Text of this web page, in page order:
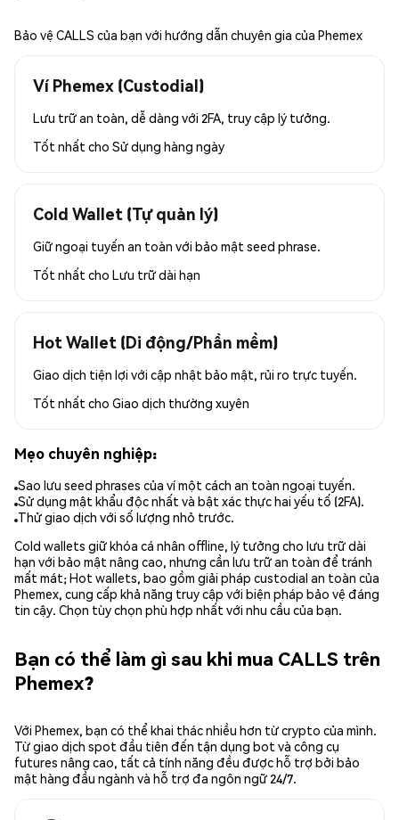
Bảo vệ CALLS của bạn với hướng dẫn chuyên gia của Phemex
Ví Phemex (Custodial)
Lưu trữ an toàn, dễ dàng với 2FA, truy cập lý tưởng.
Tốt nhất cho Sử dụng hàng ngày
Cold Wallet (Tự quản lý)
Giữ ngoại tuyến an toàn với bảo mật seed phrase.
Tốt nhất cho Lưu trữ dài hạn
Hot Wallet (Di động/Phần mềm)
Giao dịch tiện lợi với cập nhật bảo mật, rủi ro trực tuyến.
Tốt nhất cho Giao dịch thường xuyên
Mẹo chuyên nghiệp:
Sao lưu seed phrases của ví một cách an toàn ngoại tuyến.
Sử dụng mật khẩu độc nhất và bật xác thực hai yếu tố (2FA).
Thử giao dịch với số lượng nhỏ trước.
Cold wallets giữ khóa cá nhân offline, lý tưởng cho lưu trữ dài
hạn với bảo mật nâng cao, nhưng cần lưu trữ an toàn để tránh
mất mát; Hot wallets, bao gồm giải pháp custodial an toàn của
Phemex, cung cấp khả năng truy cập với biện pháp bảo vệ đáng
tin cậy. Chọn tùy chọn phù hợp nhất với nhu cầu của bạn.
Bạn có thể làm gì sau khi mua CALLS trên
Phemex?
Với Phemex, bạn có thể khai thác nhiều hơn từ crypto của mình.
Từ giao dịch spot đầu tiên đến tận dụng bot và công cụ
futures nâng cao, tất cả tính năng đều được hỗ trợ bởi bảo
mật hàng đầu ngành và hỗ trợ đa ngôn ngữ 24/7.